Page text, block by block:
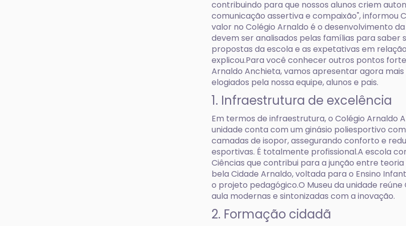
contribuindo para que nossos alunos criem
comunicação assertiva e compaixão", informou
valor no Colégio Arnaldo é o desenvolvimento
devem ser analisados pelas famílias para saber
propostas da escola e as expetativas em
explicou.Para você conhecer outros pontos
Arnaldo Anchieta, vamos apresentar agora
elogiados pela nossa equipe, alunos e pais.
1. Infraestrutura de excelência
Em termos de infraestrutura, o Colégio Arnaldo
unidade conta com um ginásio poliesportivo
camadas de isopor, assegurando conforto e
esportivas. É totalmente profissional.A escola
Ciências que contribui para a junção entre
bela Cidade Arnaldo, voltada para o Ensino
o projeto pedagógico.O Museu da unidade reúne
aula modernas e sintonizadas com a inovação.
2. Formação cidadã